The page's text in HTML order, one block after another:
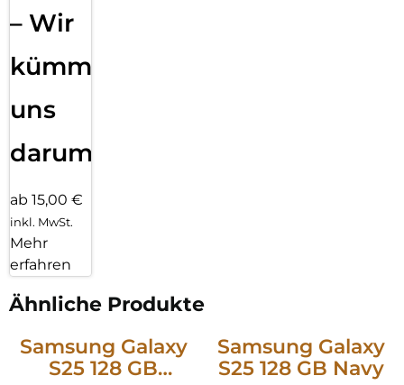
– Wir
kümmern
uns
darum!
ab 15,00 €
inkl. MwSt.
Mehr
erfahren
Ähnliche Produkte
Samsung Galaxy
S25 128 GB
Samsung Galaxy
S25 128 GB Navy